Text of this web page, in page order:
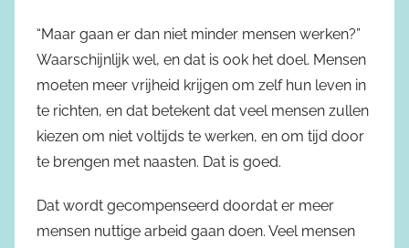
“Maar gaan er dan niet minder mensen werken?”
Waarschijnlijk wel, en dat is ook het doel. Mensen
moeten meer vrijheid krijgen om zelf hun leven in
te richten, en dat betekent dat veel mensen zullen
kiezen om niet voltijds te werken, en om tijd door
te brengen met naasten. Dat is goed.
Dat wordt gecompenseerd doordat er meer
mensen nuttige arbeid gaan doen. Veel mensen